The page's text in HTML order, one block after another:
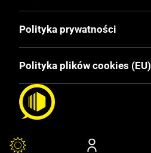
Cena Okładkowa
49,90 zł
EAN
Polityka prywatności
Polityka plików cookies (EU)